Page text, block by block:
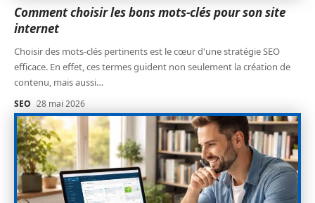
Comment choisir les bons mots-clés pour son site
internet
Choisir des mots-clés pertinents est le cœur d'une stratégie SEO
efficace. En effet, ces termes guident non seulement la création de
contenu, mais aussi…
SEO 28 mai 2026